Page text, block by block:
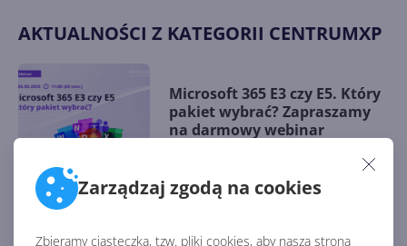
Zarządzaj zgodą na cookies
Zbieramy ciasteczka, tzw. pliki cookies, aby nasza strona
AKTUALNOŚCI Z KATEGORII CENTRUMXP
Microsoft 365 E3 czy E5. Który
pakiet wybrać? Zapraszamy
na darmowy webinar